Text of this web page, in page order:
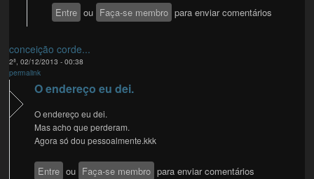
Entre ou Faça-se membro para enviar comentários
conceição corde...
2ª, 02/12/2013 - 00:38
permalink
O endereço eu dei.
O endereço eu dei.
Mas acho que perderam.
Agora só dou pessoalmente.kkk
Entre ou Faça-se membro para enviar comentários